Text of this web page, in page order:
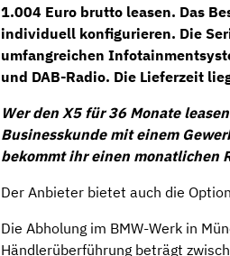
1.004 Euro brutto leasen. Das
individuell konfigurieren. Die
umfangreichen
und DAB-Radio. Die Lieferzeit
Wer den X5 für 36 Monate
Businesskunde mit einem
bekommt ihr einen monatlichen
Der Anbieter bietet auch die
Die Abholung im BMW-Werk in
Händlerüberführung beträgt